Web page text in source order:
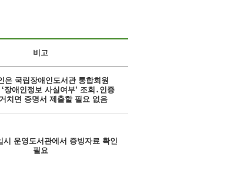
비고
은 국립장애인도서관 통합회원
장애인정보 사실여부’ 조회․인증
치면 증명서 제출할 필요 없음
운영도서관에서 증빙자료 확인
필요